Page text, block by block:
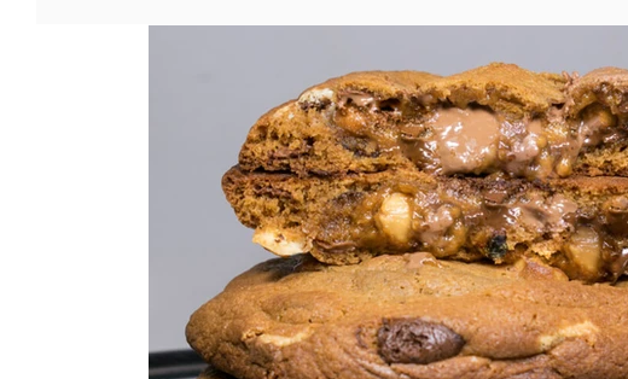
Κέικ-Τάρτες Κεράσματα
Μαροκινές Συνταγές Συνταγές για Μείγμα Κέικ Βανίλιας
Οδηγίες Συμβουλές Παγωτά -
Σιροπιαστά Σοκολατάκια Τούρκικες